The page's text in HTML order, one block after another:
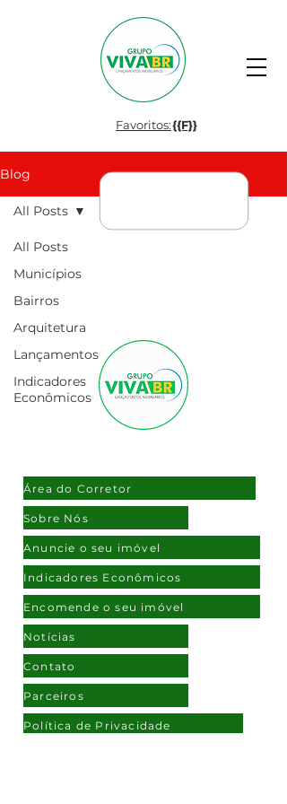
Favoritos:{{F}}
Blog
All Posts
Municípios
Bairros
Arquitetura
Lançamentos
Indicadores
Econômicos
All Posts
Área do Corretor
Sobre Nós
Anuncie o seu imóvel
Indicadores Econômicos
Encomende o seu imóvel
Notícias
Contato
Parceiros
Política de Privacidade